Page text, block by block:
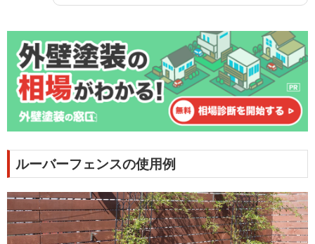
ルーバーフェンスの使用例